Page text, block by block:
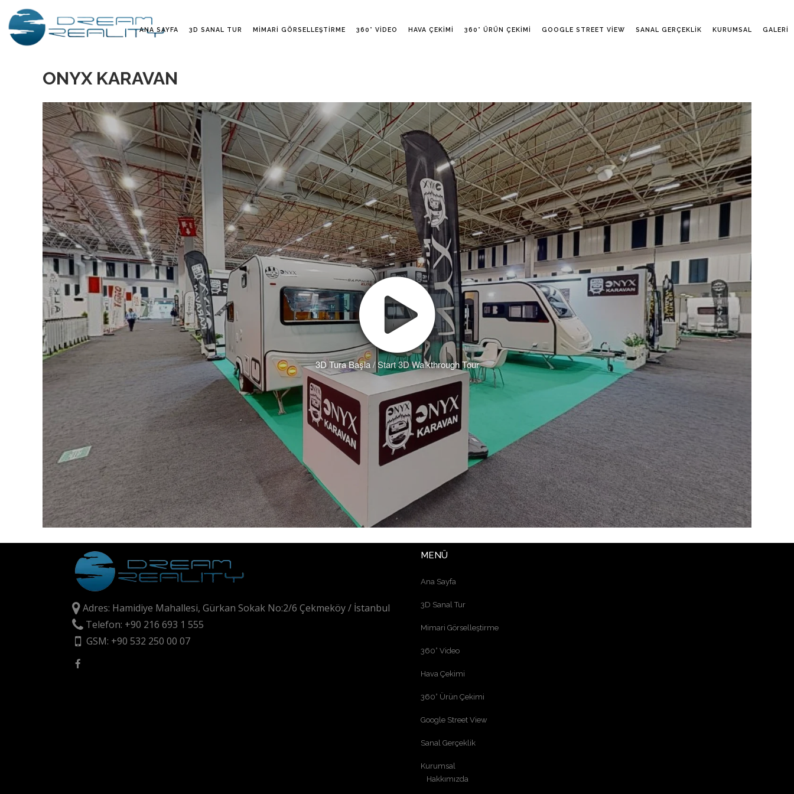
ANA SAYFA 3D SANAL TUR MIMARI GÖRSELLEŞTIRME 360° VIDEO HAVA ÇEKIMI 360° ÜRÜN ÇEKIMI GOOGLE STREET VIEW SANAL GERÇEKLIK KURUMSAL GALERI
ONYX KARAVAN
3D Tura Başla / Start 3D Walkthrough Tour
Adres: Hamidiye Mahallesi, Gürkan Sokak No:2/6 Çekmeköy / İstanbul
Telefon: +90 216 693 1 555
GSM: +90 532 250 00 07
MENÜ
Ana Sayfa
3D Sanal Tur
Mimari Görselleştirme
360° Video
Hava Çekimi
360° Ürün Çekimi
Google Street View
Sanal Gerçeklik
Kurumsal
Hakkımızda